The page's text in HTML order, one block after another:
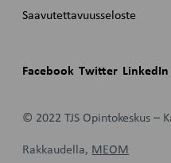
© 2022 TJS Opintokeskus –
Saavutettavuusseloste
Facebook Twitter LinkedIn
Rakkaudella, MEOM